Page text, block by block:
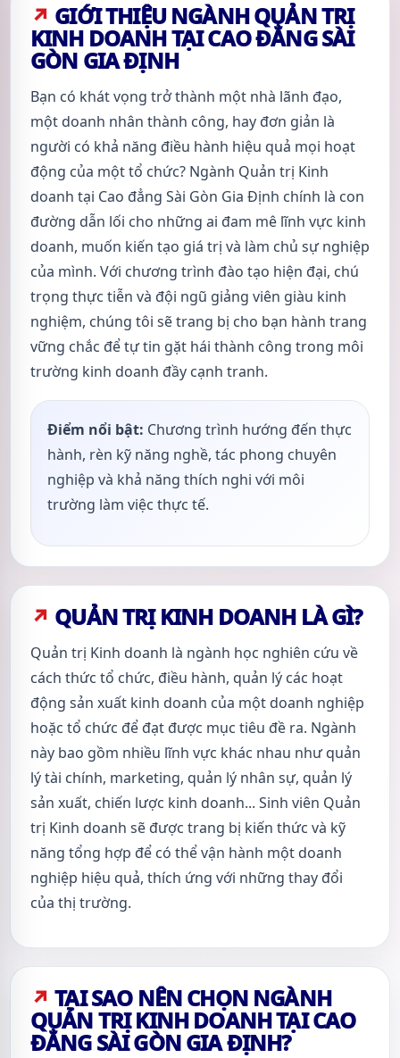
GIỚI THIỆU NGÀNH QUẢN TRỊ
KINH DOANH TẠI CAO ĐẲNG SÀI
GÒN GIA ĐỊNH
Bạn có khát vọng trở thành một nhà lãnh đạo,
một doanh nhân thành công, hay đơn giản là
người có khả năng điều hành hiệu quả mọi hoạt
động của một tổ chức? Ngành Quản trị Kinh
doanh tại Cao đẳng Sài Gòn Gia Định chính là con
đường dẫn lối cho những ai đam mê lĩnh vực kinh
doanh, muốn kiến tạo giá trị và làm chủ sự nghiệp
của mình. Với chương trình đào tạo hiện đại, chú
trọng thực tiễn và đội ngũ giảng viên giàu kinh
nghiệm, chúng tôi sẽ trang bị cho bạn hành trang
vững chắc để tự tin gặt hái thành công trong môi
trường kinh doanh đầy cạnh tranh.
Điểm nổi bật: Chương trình hướng đến thực
hành, rèn kỹ năng nghề, tác phong chuyên
nghiệp và khả năng thích nghi với môi
trường làm việc thực tế.
QUẢN TRỊ KINH DOANH LÀ GÌ?
Quản trị Kinh doanh là ngành học nghiên cứu về
cách thức tổ chức, điều hành, quản lý các hoạt
động sản xuất kinh doanh của một doanh nghiệp
hoặc tổ chức để đạt được mục tiêu đề ra. Ngành
này bao gồm nhiều lĩnh vực khác nhau như quản
lý tài chính, marketing, quản lý nhân sự, quản lý
sản xuất, chiến lược kinh doanh... Sinh viên Quản
trị Kinh doanh sẽ được trang bị kiến thức và kỹ
năng tổng hợp để có thể vận hành một doanh
nghiệp hiệu quả, thích ứng với những thay đổi
của thị trường.
TẠI SAO NÊN CHỌN NGÀNH
QUẢN TRỊ KINH DOANH TẠI CAO
ĐẲNG SÀI GÒN GIA ĐỊNH?